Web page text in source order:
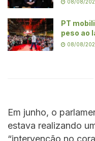
08/08/
PT
peso ao
08/08/
Em junho, o
estava realizando